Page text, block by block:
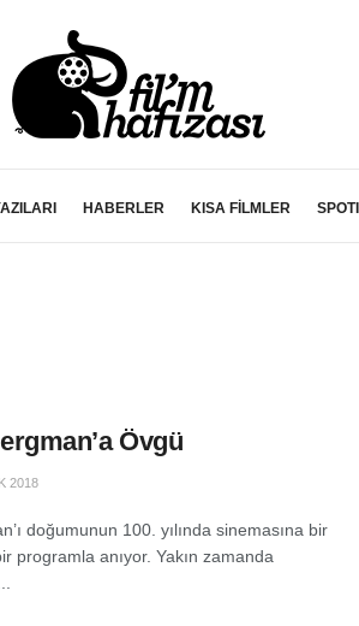
HABERLER KISA FİLMLER
Övgü
2018
doğumunun 100. yılında sinemasına bir
programla anıyor. Yakın zamanda